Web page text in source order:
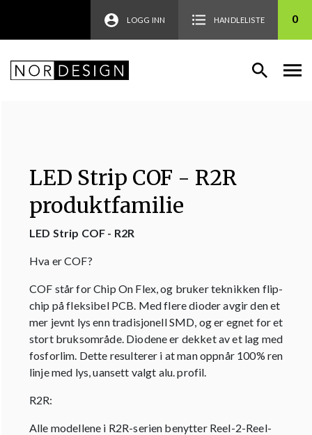
LOGG INN HANDLELISTE 0
LED Strip COF - R2R
produktfamilie
LED Strip COF - R2R
Hva er COF?
COF står for Chip On Flex, og bruker teknikken flip-
chip på fleksibel PCB. Med flere dioder avgir den et
mer jevnt lys enn tradisjonell SMD, og er egnet for et
stort bruksområde. Diodene er dekket av et lag med
fosforlim. Dette resulterer i at man oppnår 100% ren
linje med lys, uansett valgt alu. profil.
R2R:
Alle modellene i R2R-serien benytter Reel-2-Reel-